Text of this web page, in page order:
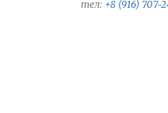
тел: +8 (916) 707-